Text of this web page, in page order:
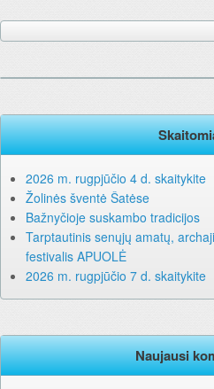
2026 m. rugpjūčio 4 d. skaitykite
Žolinės šventė Šatėse
Bažnyčioje suskambo tradicijos
Tarptautinis senųjų amatų,
festivalis APUOLĖ
2026 m. rugpjūčio 7 d. skaitykite
Naujausi